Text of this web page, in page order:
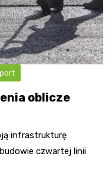
oblicze
infrastrukturę
czwartej linii